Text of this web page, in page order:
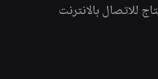
للاتصال بالانترنت